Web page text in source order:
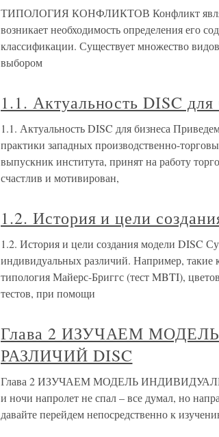
ТИПОЛОГИЯ КОНФЛИКТОВ Конфликт
возникает необходимость определения его
классификации. Существует множество
выбором
1.1. Актуальность DISC для
1.1. Актуальность DISC для бизнеса
практики западных производственно-
выпускник института, принят на работу
счастлив и мотивирован,
1.2. История и цели
1.2. История и цели создания модели DISC
индивидуальных различий. Например, такие
типология Майерс-Бриггс (тест MBTI),
тестов, при помощи
Глава 2 ИЗУЧАЕМ
РАЗЛИЧИЙ DISC
Глава 2 ИЗУЧАЕМ МОДЕЛЬ
и ночи напролет не спал – все думал, но
давайте перейдем непосредственно к